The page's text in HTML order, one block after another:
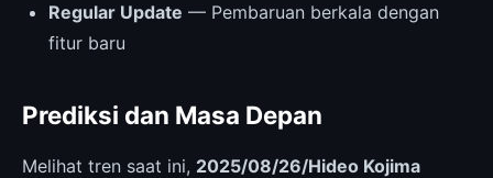
Regular Update — Pembaruan berkala dengan
fitur baru
Prediksi dan Masa Depan
Melihat tren saat ini, 2025/08/26/Hideo Kojima